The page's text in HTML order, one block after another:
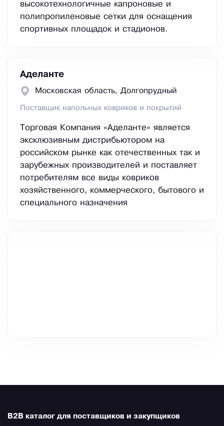
высокотехнологичные капроновые и
полипропиленовые сетки для оснащения
спортивных площадок и стадионов.
Аделанте
Московская область, Долгопрудный
Поставщик напольных ковриков и покрытий
Торговая Компания «Аделанте» является
эксклюзивным дистрибьютором на
российском рынке как отечественных так и
зарубежных производителей и поставляет
потребителям все виды ковриков
хозяйственного, коммерческого, бытового и
специального назначения
B2B каталог для поставщиков и закупщиков